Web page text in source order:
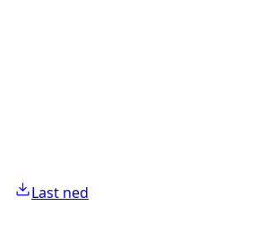
Last ned